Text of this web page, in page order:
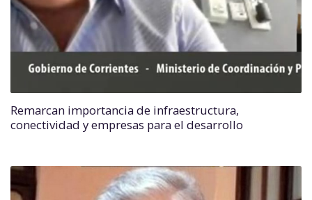
Remarcan importancia de infraestructura,
conectividad y empresas para el desarrollo